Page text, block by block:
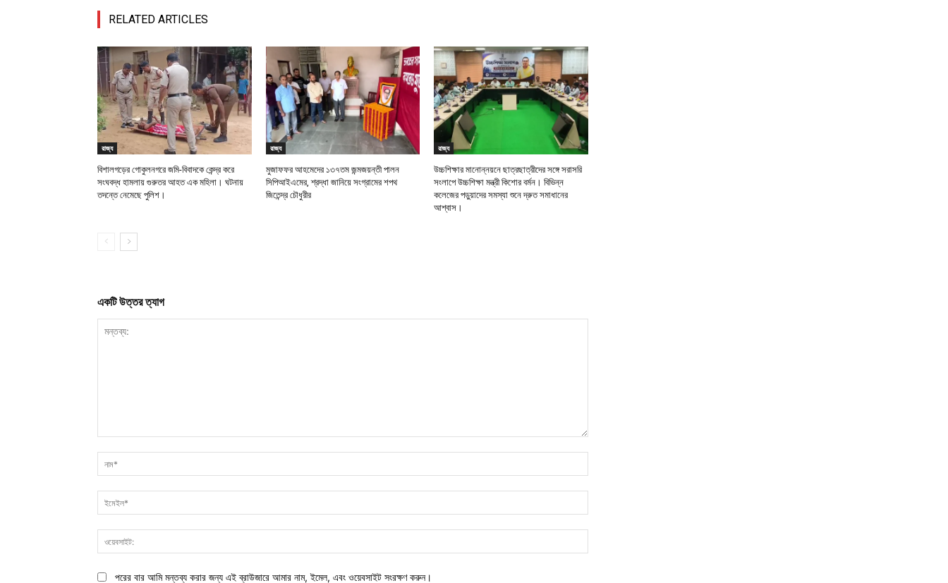
RELATED ARTICLES
রাজ্য
বিশালগড়ের গোকুলনগরে জমি-বিবাদকে কেন্দ্র করে
সংঘবদ্ধ হামলায় গুরুতর আহত এক মহিলা। ঘটনায়
তদন্তে নেমেছে পুলিশ।
রাজ্য
মুজাফফর আহমেদের ১৩৭তম জন্মজয়ন্তী পালন
সিপিআইএমের, শ্রদ্ধা জানিয়ে সংগ্রামের শপথ
জিতেন্দ্র চৌধুরীর
রাজ্য
উচ্চশিক্ষার মানোন্নয়নে ছাত্রছাত্রীদের সঙ্গে সরাসরি
সংলাপে উচ্চশিক্ষা মন্ত্রী কিশোর বর্মন। বিভিন্ন
কলেজের পড়ুয়াদের সমস্যা শুনে দ্রুত সমাধানের
আশ্বাস।
একটি উত্তর ত্যাগ
পরের বার আমি মন্তব্য করার জন্য এই ব্রাউজারে আমার নাম, ইমেল, এবং ওয়েবসাইট সংরক্ষণ করুন।